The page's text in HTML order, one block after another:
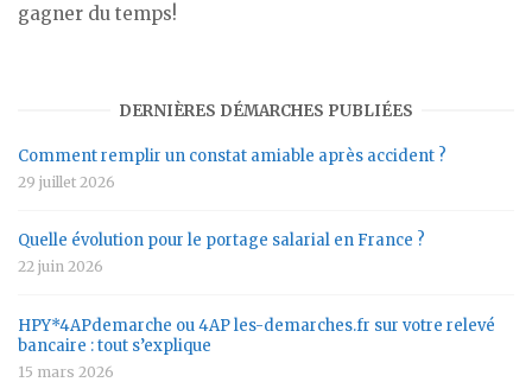
gagner du temps!
DERNIÈRES DÉMARCHES PUBLIÉES
Comment remplir un constat amiable après accident ?
29 juillet 2026
Quelle évolution pour le portage salarial en France ?
22 juin 2026
HPY*4APdemarche ou 4AP les-demarches.fr sur votre relevé
bancaire : tout s’explique
15 mars 2026